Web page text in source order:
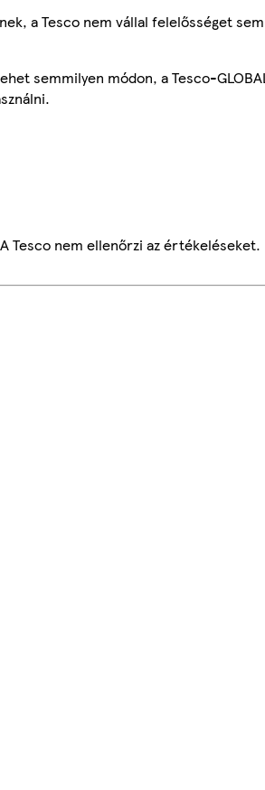
a Tesco nem vállal felelősséget
semmilyen módon, a Tesco-
Tesco nem ellenőrzi az értékeléseket.